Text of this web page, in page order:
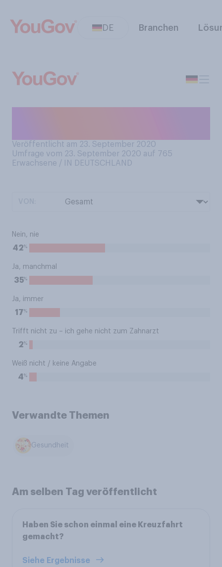
DE Branchen
Veröffentlicht am 23. September 2020
Umfrage vom 23. September 2020 auf 765
Erwachsene / IN DEUTSCHLAND
Nein, nie
42%
Ja, manchmal
35%
Ja, immer
17%
Trifft nicht zu – ich gehe nicht zum Zahnarzt
2%
Weiß nicht / keine Angabe
4%
Verwandte Themen
Gesundheit
Am selben Tag veröffentlicht
Haben Sie schon einmal eine Kreuzfahrt
gemacht?
Siehe Ergebnisse